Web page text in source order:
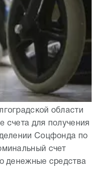
области
счета для получения
Соцфонда по
счет
денежные средства